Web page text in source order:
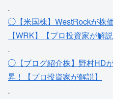
.
◯【米国株】WestRockが株
【WRK】【プロ投資家が解説
.
◯【ブログ紹介株】野村HD
昇！【プロ投資家が解説】
.